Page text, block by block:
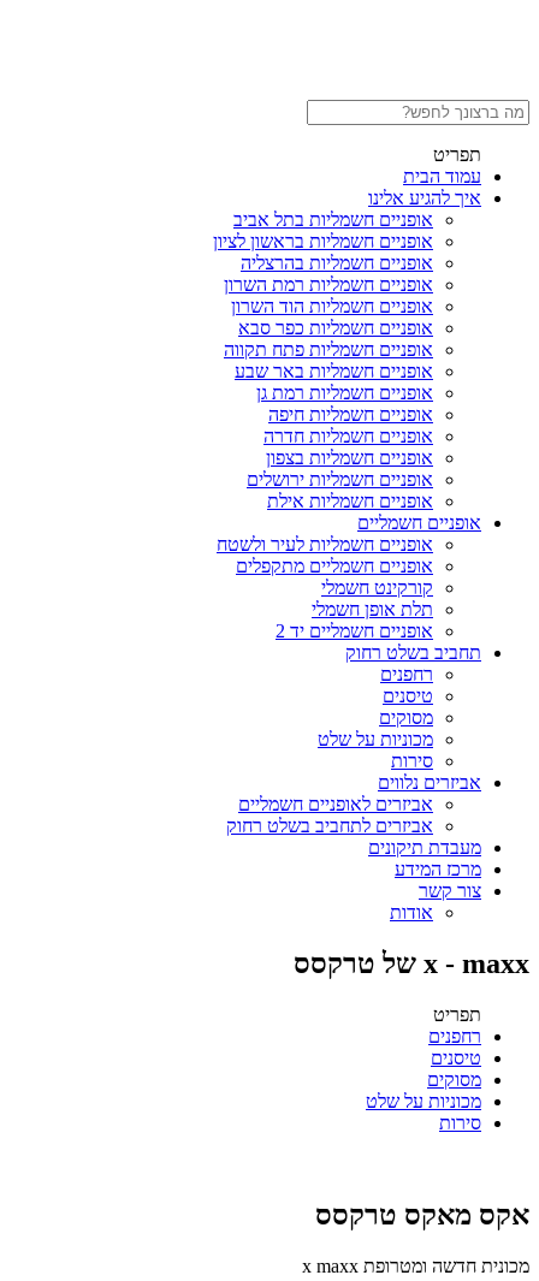
תפריט
עמוד הבית
איך להגיע אלינו
אופניים חשמליות בתל אביב
אופניים חשמליות בראשון לציון
אופניים חשמליות בהרצליה
אופניים חשמליות רמת השרון
אופניים חשמליות הוד השרון
אופניים חשמליות כפר סבא
אופניים חשמליות פתח תקווה
אופניים חשמליות באר שבע
אופניים חשמליות רמת גן
אופניים חשמליות חיפה
אופניים חשמליות חדרה
אופניים חשמליות בצפון
אופניים חשמליות ירושלים
אופניים חשמליות אילת
אופניים חשמליים
אופניים חשמליות לעיר ולשטח
אופניים חשמליים מתקפלים
קורקינט חשמלי
תלת אופן חשמלי
אופניים חשמליים יד 2
תחביב בשלט רחוק
רחפנים
טיסנים
מסוקים
מכוניות על שלט
סירות
אביזרים נלווים
אביזרים לאופניים חשמליים
אביזרים לתחביב בשלט רחוק
מעבדת תיקונים
מרכז המידע
צור קשר
אודות
x - maxx של טרקסס
תפריט
רחפנים
טיסנים
מסוקים
מכוניות על שלט
סירות
אקס מאקס טרקסס
מכונית חדשה ומטרופת x maxx